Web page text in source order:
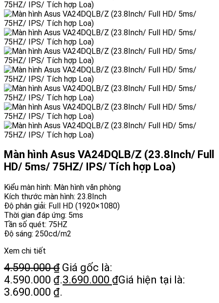
Màn hình Asus VA24DQLB/Z (23.8Inch/ Full
HD/ 5ms/ 75HZ/ IPS/ Tích hợp Loa)
Kiểu màn hình: Màn hình văn phòng
Kích thước màn hình: 23.8Inch
Độ phân giải: Full HD (1920×1080)
Thời gian đáp ứng: 5ms
Tần số quét: 75HZ
Độ sáng: 250cd/m2
Xem chi tiết
4.590.000₫ Giá gốc là:
4.590.000 ₫.3.690.000 ₫Giá hiện tại là:
3.690.000 ₫.